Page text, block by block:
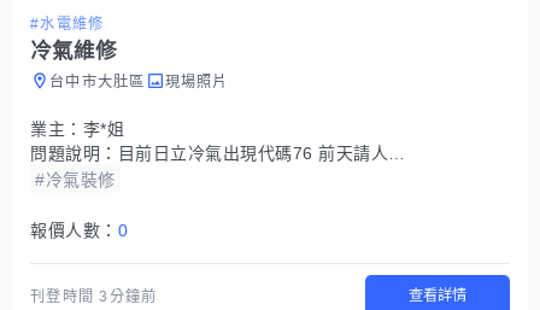
#水電維修
冷氣維修
台中市大肚區 現場照片
業主： 李*姐
問題說明：
目前日立冷氣出現代碼76 前天請人來看 意思漏冷媒 但就是找不到哪裡漏 所以先補冷媒 昨天下班回家打開冷氣 又壞掉了一樣跳代碼76 打給原本維修的店家告知要跟房東說 房東說店家說過幾天 但目前我就是急需修理
#冷氣裝修
報價人數： 0
刊登時間3分鐘前 查看詳情